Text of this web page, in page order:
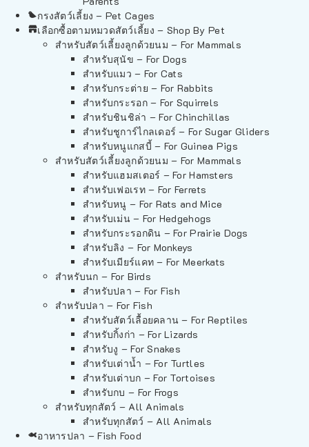
กรงสัตว์เลี้ยง – Pet Cages
เลือกซื้อตามหมวดสัตว์เลี้ยง – Shop By Pet
สำหรับสัตว์เลี้ยงลูกด้วยนม – For Mammals
สำหรับสุนัข – For Dogs
สำหรับแมว – For Cats
สำหรับกระต่าย – For Rabbits
สำหรับกระรอก – For Squirrels
สำหรับชินชิล่า – For Chinchillas
สำหรับชูการ์ไกลเดอร์ – For Sugar Gliders
สำหรับหนูแกสบี้ – For Guinea Pigs
สำหรับสัตว์เลี้ยงลูกด้วยนม – For Mammals
สำหรับแฮมสเตอร์ – For Hamsters
สำหรับเฟอเรท – For Ferrets
สำหรับหนู – For Rats and Mice
สำหรับเม่น – For Hedgehogs
สำหรับกระรอกดิน – For Prairie Dogs
สำหรับลิง – For Monkeys
สำหรับเมียร์แคท – For Meerkats
สำหรับนก – For Birds
สำหรับปลา – For Fish
สำหรับปลา – For Fish
สำหรับสัตว์เลื้อยคลาน – For Reptiles
สำหรับกิ้งก่า – For Lizards
สำหรับงู – For Snakes
สำหรับเต่าน้ำ – For Turtles
สำหรับเต่าบก – For Tortoises
สำหรับกบ – For Frogs
สำหรับทุกสัตว์ – All Animals
สำหรับทุกสัตว์ – All Animals
อาหารปลา – Fish Food